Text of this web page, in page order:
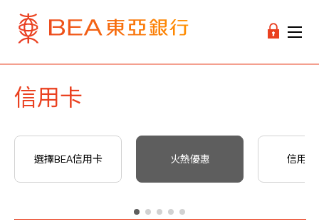
信用卡
選擇BEA信用卡 火熱優惠 信用卡